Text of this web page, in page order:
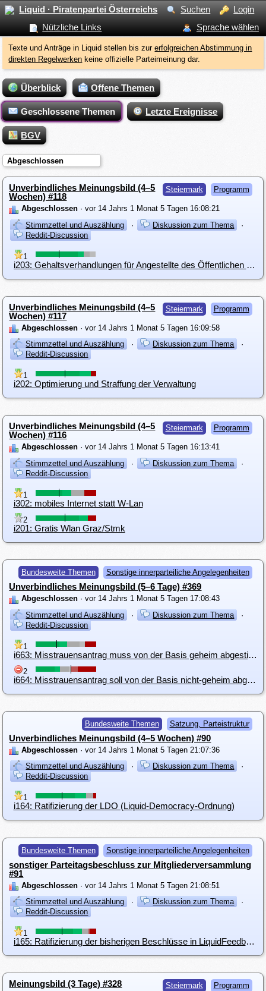
Liquid · Piratenpartei Österreichs Suchen
Login
Nützliche Links
Sprache wählen
Texte und Anträge in Liquid stellen bis zurerfolgreichen Abstimmung in
direkten Regelwerken keine offizielle Parteimeinung dar.
Überblick Offene Themen
Geschlossene Themen Letzte Ereignisse
BGV
Abgeschlossen
Steiermark Programm
Unverbindliches Meinungsbild (4–5
Wochen) #118
Abgeschlossen · vor 14 Jahrs 1 Monat 5 Tagen 16:08:21
Stimmzettel und Auszählung
· Diskussion zum Thema
·
Reddit-Discussion
1
i203: Gehaltsverhandlungen für Angestellte des Öffentlichen Dienstes
Steiermark Programm
Unverbindliches Meinungsbild (4–5
Wochen) #117
Abgeschlossen · vor 14 Jahrs 1 Monat 5 Tagen 16:09:58
Stimmzettel und Auszählung
· Diskussion zum Thema
·
Reddit-Discussion
1
i202: Optimierung und Straffung der Verwaltung
Steiermark Programm
Unverbindliches Meinungsbild (4–5
Wochen) #116
Abgeschlossen · vor 14 Jahrs 1 Monat 5 Tagen 16:13:41
Stimmzettel und Auszählung
· Diskussion zum Thema
·
Reddit-Discussion
1
i302: mobiles Internet statt W-Lan
2
i201: Gratis Wlan Graz/Stmk
Bundesweite Themen Sonstige innerparteiliche Angelegenheiten
Unverbindliches Meinungsbild (5–6 Tage) #369
Abgeschlossen · vor 14 Jahrs 1 Monat 5 Tagen 17:08:43
Stimmzettel und Auszählung
· Diskussion zum Thema
·
Reddit-Discussion
1
i663: Misstrauensantrag muss von der Basis geheim abgestimmt werden
2
i664: Misstrauensantrag soll von der Basis nicht-geheim abgestimmt werden
Bundesweite Themen Satzung, Parteistruktur
Unverbindliches Meinungsbild (4–5 Wochen) #90
Abgeschlossen · vor 14 Jahrs 1 Monat 5 Tagen 21:07:36
Stimmzettel und Auszählung
· Diskussion zum Thema
·
Reddit-Discussion
1
i164: Ratifizierung der LDO (Liquid-Democracy-Ordnung)
Bundesweite Themen Sonstige innerparteiliche Angelegenheiten
sonstiger Parteitagsbeschluss zur Mitgliederversammlung
#91
Abgeschlossen · vor 14 Jahrs 1 Monat 5 Tagen 21:08:51
Stimmzettel und Auszählung
· Diskussion zum Thema
·
Reddit-Discussion
1
i165: Ratifizierung der bisherigen Beschlüsse in LiquidFeedback
Steiermark Programm
Meinungsbild (3 Tage) #328